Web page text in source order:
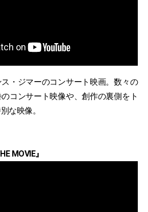
・ジマーのコンサート映画。数々の
コンサート映像や、創作の裏側をト
な映像。
MOVIE』